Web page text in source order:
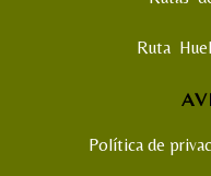
Ruta
Política de